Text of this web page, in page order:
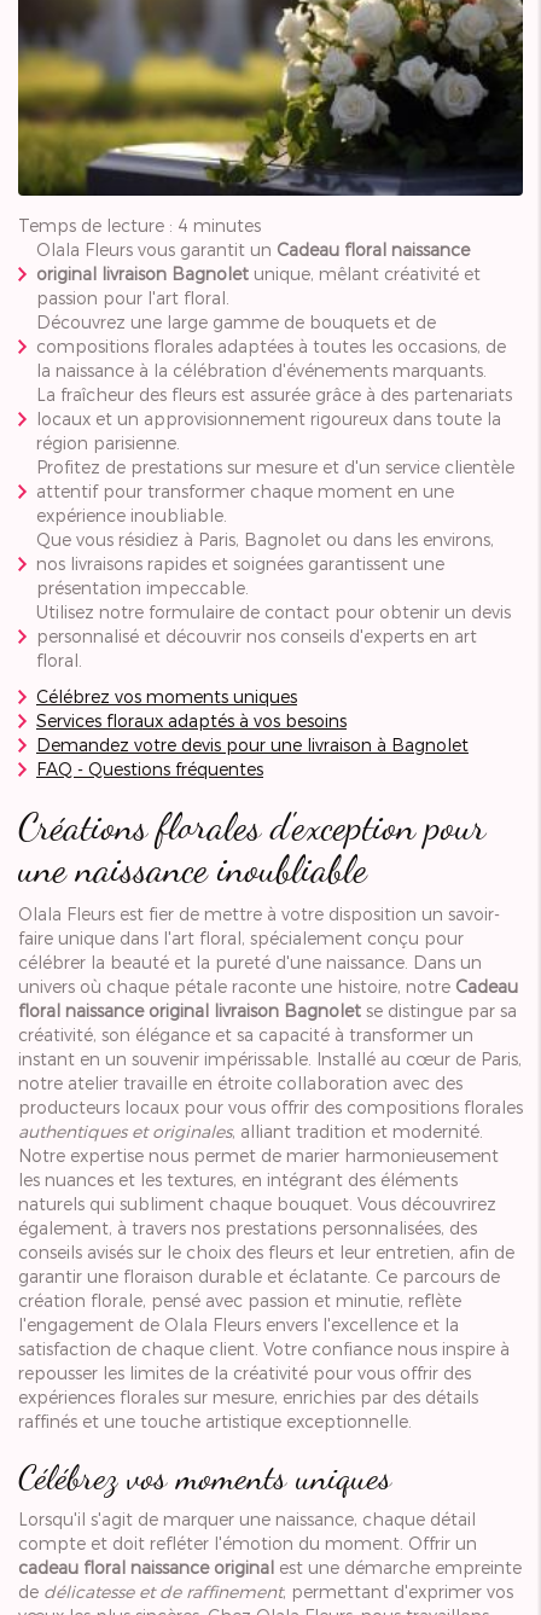
Temps de lecture : 4 minutes
Olala Fleurs vous garantit un Cadeau floral naissance
original livraison Bagnolet unique, mêlant créativité et
passion pour l'art floral.
Découvrez une large gamme de bouquets et de
compositions florales adaptées à toutes les occasions, de
la naissance à la célébration d'événements marquants.
La fraîcheur des fleurs est assurée grâce à des partenariats
locaux et un approvisionnement rigoureux dans toute la
région parisienne.
Profitez de prestations sur mesure et d'un service clientèle
attentif pour transformer chaque moment en une
expérience inoubliable.
Que vous résidiez à Paris, Bagnolet ou dans les environs,
nos livraisons rapides et soignées garantissent une
présentation impeccable.
Utilisez notre formulaire de contact pour obtenir un devis
personnalisé et découvrir nos conseils d'experts en art
floral.
Célébrez vos moments uniques
Services floraux adaptés à vos besoins
Demandez votre devis pour une livraison à Bagnolet
FAQ - Questions fréquentes
Créations florales d'exception pour
une naissance inoubliable
Olala Fleurs est fier de mettre à votre disposition un savoir-
faire unique dans l'art floral, spécialement conçu pour
célébrer la beauté et la pureté d'une naissance. Dans un
univers où chaque pétale raconte une histoire, notre Cadeau
floral naissance original livraison Bagnolet se distingue par sa
créativité, son élégance et sa capacité à transformer un
instant en un souvenir impérissable. Installé au cœur de Paris,
notre atelier travaille en étroite collaboration avec des
producteurs locaux pour vous offrir des compositions florales
authentiques et originales, alliant tradition et modernité.
Notre expertise nous permet de marier harmonieusement
les nuances et les textures, en intégrant des éléments
naturels qui subliment chaque bouquet. Vous découvrirez
également, à travers nos prestations personnalisées, des
conseils avisés sur le choix des fleurs et leur entretien, afin de
garantir une floraison durable et éclatante. Ce parcours de
création florale, pensé avec passion et minutie, reflète
l'engagement de Olala Fleurs envers l'excellence et la
satisfaction de chaque client. Votre confiance nous inspire à
repousser les limites de la créativité pour vous offrir des
expériences florales sur mesure, enrichies par des détails
raffinés et une touche artistique exceptionnelle.
Célébrez vos moments uniques
Lorsqu'il s'agit de marquer une naissance, chaque détail
compte et doit refléter l'émotion du moment. Offrir un
cadeau floral naissance original est une démarche empreinte
de délicatesse et de raffinement, permettant d'exprimer vos